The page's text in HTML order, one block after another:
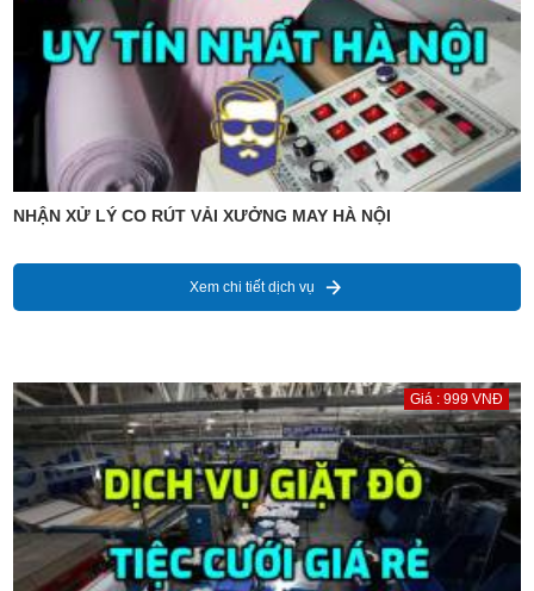
NHẬN XỬ LÝ CO RÚT VẢI XƯỞNG MAY HÀ NỘI
Xem chi tiết dịch vụ
Giá : 999 VNĐ